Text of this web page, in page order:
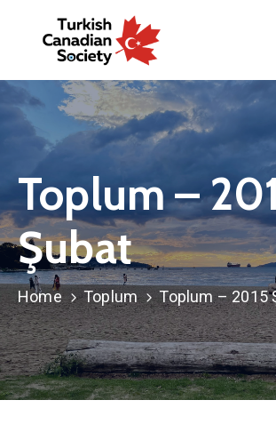
Home
Organization
Gallery
Announcements
Resources
TOPLUM
Activities
TCS
Toplum –
Şubat
Home Toplum Toplum – 2015